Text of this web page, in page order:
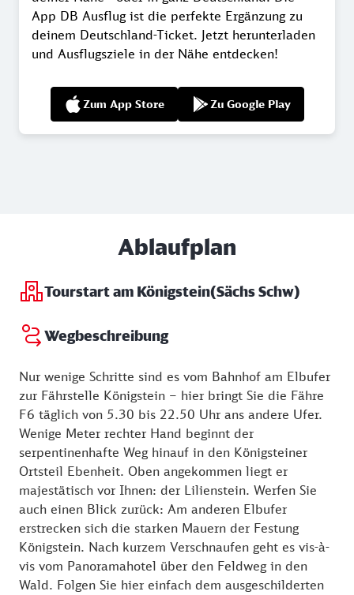
App DB Ausflug ist die perfekte Ergänzung zu
deinem Deutschland-Ticket. Jetzt herunterladen
und Ausflugsziele in der Nähe entdecken!
Zum App Store Zu Google Play
Ablaufplan
Tourstart am Königstein(Sächs Schw)
Wegbeschreibung
Nur wenige Schritte sind es vom Bahnhof am Elbufer
zur Fährstelle Königstein – hier bringt Sie die Fähre
F6 täglich von 5.30 bis 22.50 Uhr ans andere Ufer.
Wenige Meter rechter Hand beginnt der
serpentinenhafte Weg hinauf in den Königsteiner
Ortsteil Ebenheit. Oben angekommen liegt er
majestätisch vor Ihnen: der Lilienstein. Werfen Sie
auch einen Blick zurück: Am anderen Elbufer
erstrecken sich die starken Mauern der Festung
Königstein. Nach kurzem Verschnaufen geht es vis-à-
vis vom Panoramahotel über den Feldweg in den
Wald. Folgen Sie hier einfach dem ausgeschilderten